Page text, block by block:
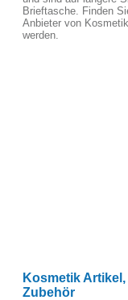
Brieftasche. Finden
Anbieter von
werden.
Kosmetik
Zubehör